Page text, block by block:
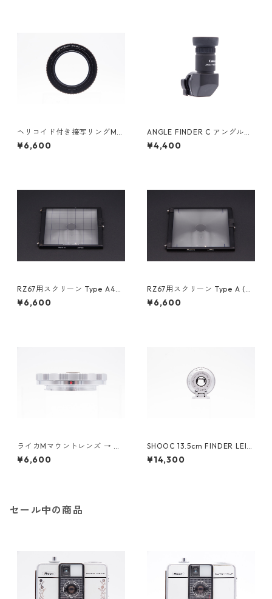
ヘリコイド付き接写リングM4
2 ELEFOTO エレフォト
¥6,600
ANGLE FINDER C アングルフ
ァインダー Canon キヤノン
¥4,400
RZ67用スクリーン Type A4
(方眼マット) + 6x4.5マスク M
AMIYA マミヤ
¥6,600
RZ67用スクリーン Type A (マ
ット) MAMIYA マミヤ
¥6,600
ライカMマウントレンズ → ソ
ニーEマウント変換 ヘリコイド
付きマウントアダプター ノー
¥6,600
SHOOC 13.5cm FINDER LEIC
A ライカ ビューファインダー
¥14,300
セール中の商品